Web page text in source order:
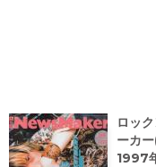
ロッ
ーカ
1997